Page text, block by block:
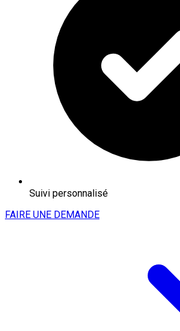
Suivi personnalisé
FAIRE UNE DEMANDE